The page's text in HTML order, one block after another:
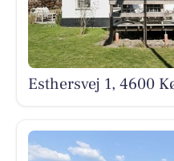
Esthersvej 1, 4600